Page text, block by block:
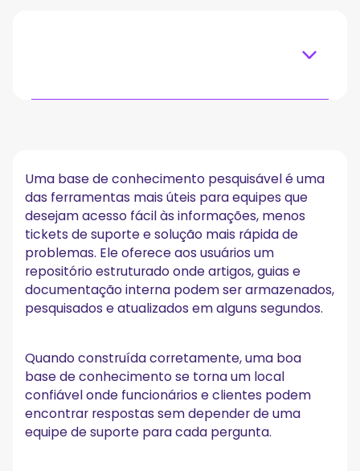
1. Um repositório estruturado com conteúdo organizado
2. Algoritmos de pesquisa que correspondem a palavras-
chave relevantes
3. Resultados de pesquisa instantâneos
4. Atualizações contínuas e controle de versão
5. Fácil acesso para usuários internos e externos
Base de conhecimento pesquisável do MeetGeek
Por que as organizações precisam de uma base de
conhecimento pesquisável
Considerações finais
Perguntas frequentes
Uma base de conhecimento pesquisável é uma
das ferramentas mais úteis para equipes que
desejam acesso fácil às informações, menos
tickets de suporte e solução mais rápida de
problemas. Ele oferece aos usuários um
repositório estruturado onde artigos, guias e
documentação interna podem ser armazenados,
pesquisados e atualizados em alguns segundos.
Quando construída corretamente, uma boa
base de conhecimento se torna um local
confiável onde funcionários e clientes podem
encontrar respostas sem depender de uma
equipe de suporte para cada pergunta.